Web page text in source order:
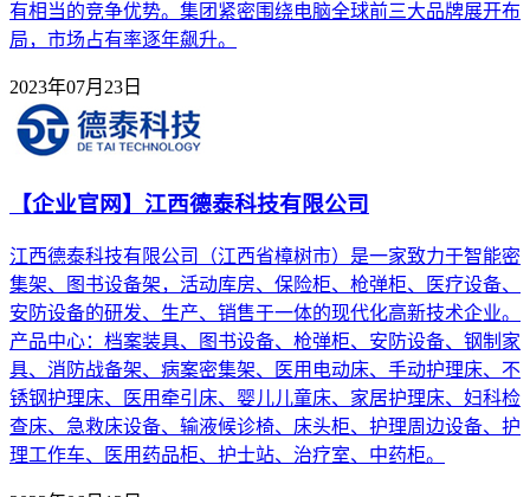
有相当的竞争优势。集团紧密围绕电脑全球前三大品牌展开布
局，市场占有率逐年飙升。
2023年07月23日
【企业官网】江西德泰科技有限公司
江西德泰科技有限公司（江西省樟树市）是一家致力于智能密
集架、图书设备架，活动库房、保险柜、枪弹柜、医疗设备、
安防设备的研发、生产、销售于一体的现代化高新技术企业。
产品中心：档案装具、图书设备、枪弹柜、安防设备、钢制家
具、消防战备架、病案密集架、医用电动床、手动护理床、不
锈钢护理床、医用牵引床、婴儿儿童床、家居护理床、妇科检
查床、急救床设备、输液候诊椅、床头柜、护理周边设备、护
理工作车、医用药品柜、护士站、治疗室、中药柜。